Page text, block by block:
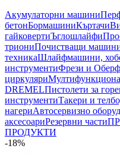
Акумулаторни машини
бетонБормашиниКъртачи
гайковертиЪглошлайфи
триониПочистващи
техникаШлайфмашини,
инструментиФрези и
циркуляри
DREMELПистолети за
инструментиТакери и
нагериАвтосервизно
аксесоариРезервни части
ПРОДУКТИ
-18%